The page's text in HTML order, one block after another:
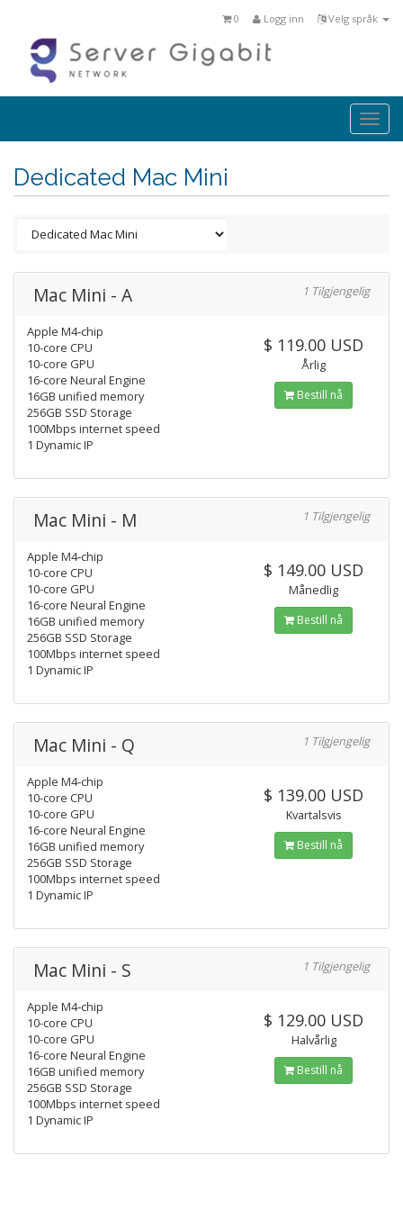
Velg språk
Logg inn
0
Dedicated Mac Mini
Mac Mini - A 1 Tilgjengelig
Apple M4‑chip
10-core CPU
10-core GPU
16-core Neural Engine
16GB unified memory
256GB SSD Storage
100Mbps internet speed
1 Dynamic IP
$ 119.00 USD
Årlig
Bestill nå
Mac Mini - M 1 Tilgjengelig
Apple M4‑chip
10-core CPU
10-core GPU
16-core Neural Engine
16GB unified memory
256GB SSD Storage
100Mbps internet speed
1 Dynamic IP
$ 149.00 USD
Månedlig
Bestill nå
Mac Mini - Q 1 Tilgjengelig
Apple M4‑chip
10-core CPU
10-core GPU
16-core Neural Engine
16GB unified memory
256GB SSD Storage
100Mbps internet speed
1 Dynamic IP
$ 139.00 USD
Kvartalsvis
Bestill nå
Mac Mini - S 1 Tilgjengelig
Apple M4‑chip
10-core CPU
10-core GPU
16-core Neural Engine
16GB unified memory
256GB SSD Storage
100Mbps internet speed
1 Dynamic IP
$ 129.00 USD
Halvårlig
Bestill nå